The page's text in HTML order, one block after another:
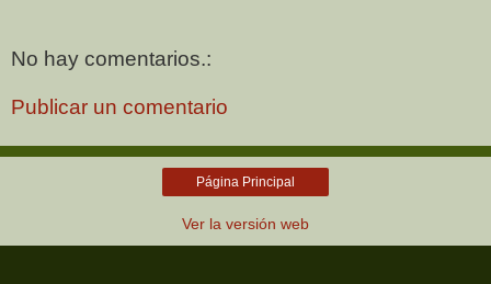
No hay comentarios.:
Publicar un comentario
Página Principal
Ver la versión web